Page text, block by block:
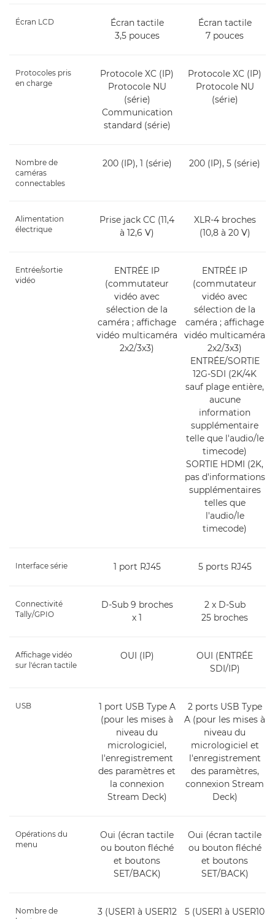
Écran LCD
Écran tactile
3,5 pouces
Écran tactile
7 pouces
Protocoles pris
en charge
Protocole XC (IP)
Protocole NU
(série)
Communication
standard (série)
Protocole XC (IP)
Protocole NU
(série)
Nombre de
caméras
connectables
200 (IP), 1 (série) 200 (IP), 5 (série)
Alimentation
électrique
Prise jack CC (11,4
à 12,6 V)
XLR-4 broches
(10,8 à 20 V)
Entrée/sortie
vidéo
ENTRÉE IP
(commutateur
vidéo avec
sélection de la
caméra ; affichage
vidéo multicaméra
2x2/3x3)
ENTRÉE IP
(commutateur
vidéo avec
sélection de la
caméra ; affichage
vidéo multicaméra
2x2/3x3)
ENTRÉE/SORTIE
12G-SDI (2K/4K
sauf plage entière,
aucune
information
supplémentaire
telle que l'audio/le
timecode)
SORTIE HDMI (2K,
pas d'informations
supplémentaires
telles que
l'audio/le
timecode)
Interface série 1 port RJ45 5 ports RJ45
Connectivité
Tally/GPIO
D-Sub 9 broches
x 1
2 x D-Sub
25 broches
Affichage vidéo
sur l'écran tactile
OUI (IP)
OUI (ENTRÉE
SDI/IP)
USB
1 port USB Type A
(pour les mises à
niveau du
micrologiciel,
l'enregistrement
des paramètres et
la connexion
Stream Deck)
2 ports USB Type
A (pour les mises à
niveau du
micrologiciel et
l'enregistrement
des paramètres,
connexion Stream
Deck)
Opérations du
menu
Oui (écran tactile
ou bouton fléché
et boutons
SET/BACK)
Oui (écran tactile
ou bouton fléché
et boutons
SET/BACK)
Nombre de
3 (USER1 à USER12
5 (USER1 à USER10